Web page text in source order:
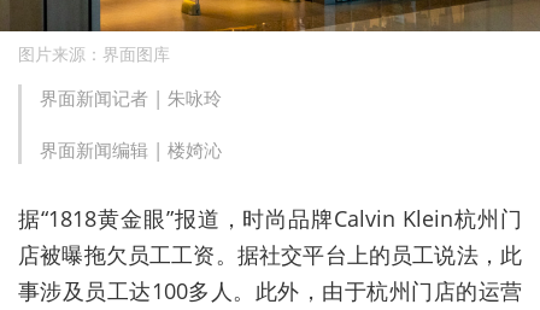
图片来源：界面图库
界面新闻记者 | 朱咏玲
界面新闻编辑 | 楼婍沁
据“1818黄金眼”报道，时尚品牌Calvin Klein杭州门
店被曝拖欠员工工资。据社交平台上的员工说法，此
事涉及员工达100多人。此外，由于杭州门店的运营